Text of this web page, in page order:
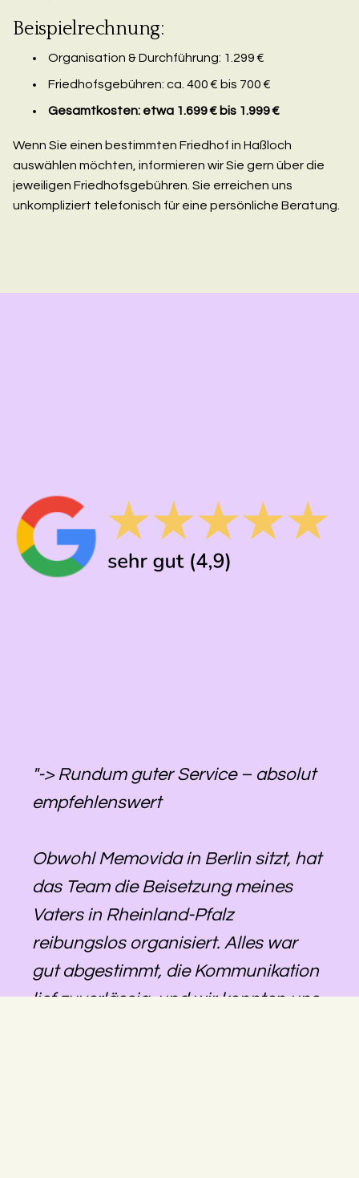
Beispielrechnung:
Organisation & Durchführung: 1.299 €
Friedhofsgebühren: ca. 400 € bis 700 €
Gesamtkosten: etwa 1.699 € bis 1.999 €
Wenn Sie einen bestimmten Friedhof in Haßloch
auswählen möchten, informieren wir Sie gern über die
jeweiligen Friedhofsgebühren. Sie erreichen uns
unkompliziert telefonisch für eine persönliche Beratung.
"-> Rundum guter Service – absolut
empfehlenswert
Obwohl Memovida in Berlin sitzt, hat
das Team die Beisetzung meines
Vaters in Rheinland-Pfalz
reibungslos organisiert. Alles war
gut abgestimmt, die Kommunikation
lief zuverlässig, und wir konnten uns